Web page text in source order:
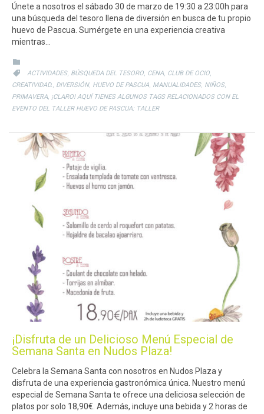
Únete a nosotros el sábado 30 de marzo de 19:30 a 23:00h para
una búsqueda del tesoro llena de diversión en busca de tu propio
huevo de Pascua. Sumérgete en una experiencia creativa
mientras…

 CATEGORY
ACTIVIDADES, BÚSQUEDA DEL TESORO, CENA, CLUB DE OCIO,
CREATIVIDAD., DIVERSIÓN, HUEVO DE PASCUA, MANUALIDADES, NIÑOS,
PRIMAVERA, ¡CLARO! AQUÍ TIENES ALGUNOS TAGS RELACIONADOS CON EL
EVENTO DEL TALLER HUEVO DE PASCUA: TALLER
¡Disfruta de un Delicioso Menú Especial de
Semana Santa en Nudos Plaza!
Celebra la Semana Santa con nosotros en Nudos Plaza y
disfruta de una experiencia gastronómica única. Nuestro menú
especial de Semana Santa te ofrece una deliciosa selección de
platos por solo 18,90€. Además, incluye una bebida y 2 horas de